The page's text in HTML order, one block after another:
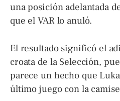
una posición adelantada
que el VAR lo anuló.
El resultado significó el
croata de la Selección,
parece un hecho que
último juego con la